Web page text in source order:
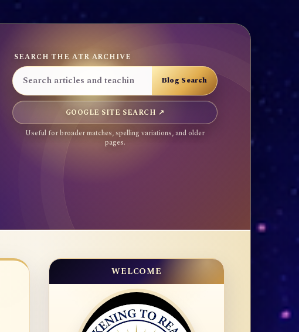
SEARCH THE ATR ARCHIVE
GOOGLE SITE SEARCH ↗
Useful for broader matches, spelling variations, and older
pages.
WELCOME